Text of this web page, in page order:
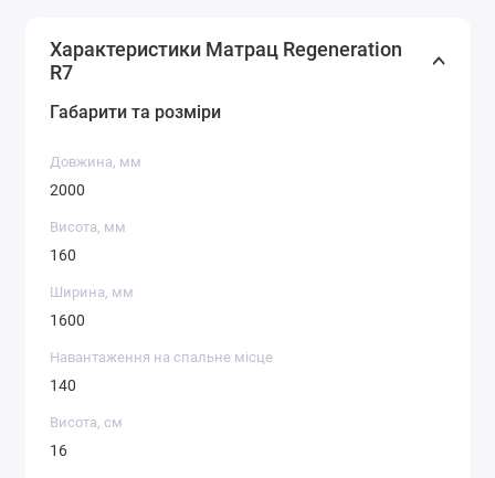
Характеристики Матрац Regeneration
R7
Габарити та розміри
Довжина, мм
2000
Висота, мм
160
Ширина, мм
1600
Навантаження на спальне місце
140
Висота, см
16